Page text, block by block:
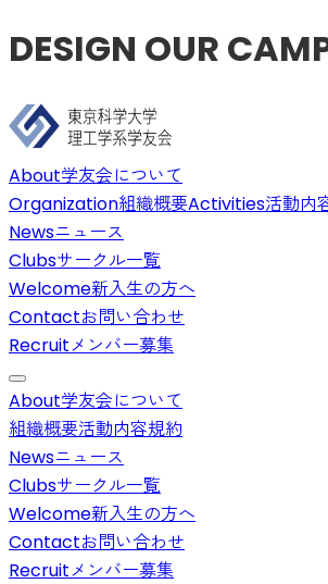
DESIGN OUR
About学友会について
Organization組織概要Activities活動内
Newsニュース
Clubsサークル一覧
Welcome新入生の方へ
Contactお問い合わせ
Recruitメンバー募集
About学友会について
組織概要活動内容規約
Newsニュース
Clubsサークル一覧
Welcome新入生の方へ
Contactお問い合わせ
Recruitメンバー募集